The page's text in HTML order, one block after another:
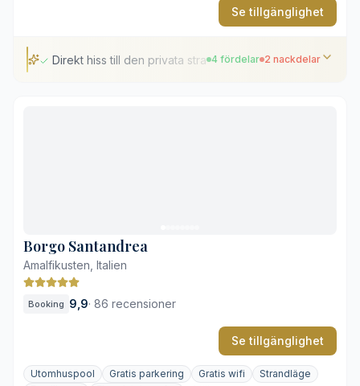
Se tillgänglighet
Direkt hiss till den privata stranden4 fördelar 2 nackdelar
Borgo Santandrea
Amalfikusten, Italien
Booking 9,9· 86 recensioner
Se tillgänglighet
Utomhuspool Gratis parkering Gratis wifi
Strandläge